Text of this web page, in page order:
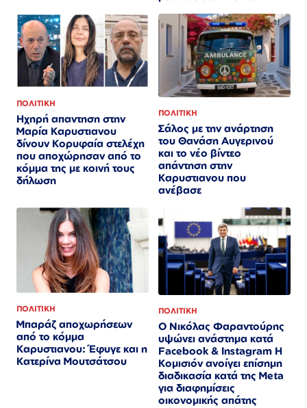
ΠΟΛΙΤΙΚΗ
Ηχηρή απαντηση στην
Μαρία Καρυστιανου
δίνουν Κορυφαία στελέχη
που αποχώρησαν από το
κόμμα της με κοινή τους
δήλωση
ΠΟΛΙΤΙΚΗ
Σάλος με την ανάρτηση
του Θανάση Αυγερινού
και το νέο βίντεο
απάντηση στην
Καρυστιανου που
ανέβασε
ΠΟΛΙΤΙΚΗ
Μπαράζ αποχωρήσεων
από το κόμμα
Καρυστιανου: Έφυγε και η
Κατερίνα Μουτσάτσου
ΠΟΛΙΤΙΚΗ
Ο Νικόλας Φαραντούρης
υψώνει ανάστημα κατά
Facebook & Instagram Η
Κομισιόν ανοίγει επίσημη
διαδικασία κατά της Meta
για διαφημίσεις
οικονομικής απάτης